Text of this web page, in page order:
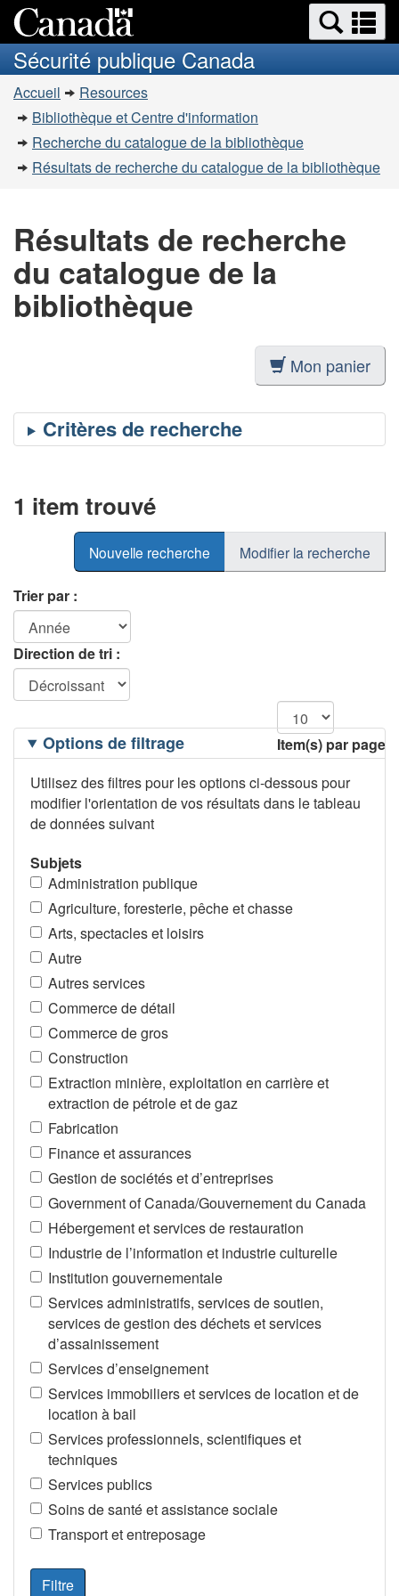
au
contenu
à
la
simplifiée
Recherche
et
menus
et
Sécurité publique Canada
Vous
êtes
ici
Accueil
Resources
Bibliothèque et Centre d'information
Recherche du catalogue de la bibliothèque
Résultats de recherche du catalogue de la bibliothèque
Résultats de recherche
du catalogue de la
bibliothèque
Mon panier
1 item trouvé
Nouvelle recherche Modifier la recherche
Trier par :
Direction de tri :
Item(s) par page
Filtrage
desOptions de filtrage
Utilisez des filtres pour les options ci-dessous pour
modifier l'orientation de vos résultats dans le tableau
de données suivant
Subjets
Administration publique
Agriculture, foresterie, pêche et chasse
Arts, spectacles et loisirs
Autre
Autres services
Commerce de détail
Commerce de gros
Construction
Extraction minière, exploitation en carrière et
extraction de pétrole et de gaz
Fabrication
Finance et assurances
Gestion de sociétés et d’entreprises
Government of Canada/Gouvernement du Canada
Hébergement et services de restauration
Industrie de l’information et industrie culturelle
Institution gouvernementale
Services administratifs, services de soutien,
services de gestion des déchets et services
d’assainissement
Services d’enseignement
Services immobiliers et services de location et de
location à bail
Services professionnels, scientifiques et
techniques
Services publics
Soins de santé et assistance sociale
Transport et entreposage